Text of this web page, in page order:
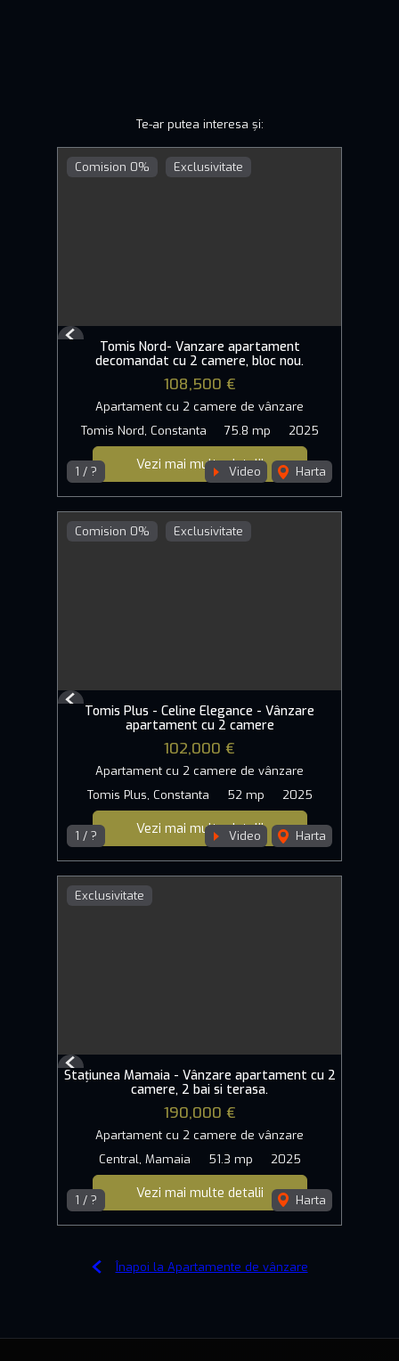
Te-ar putea interesa și:
Comision 0% Exclusivitate
1 / ? Video Harta
Previous
Next
Tomis Nord- Vanzare apartament
decomandat cu 2 camere, bloc nou.
108,500 €
Apartament cu 2 camere de vânzare
Tomis Nord, Constanta
75.8 mp 2025
Vezi mai multe detalii
Comision 0% Exclusivitate
1 / ? Video Harta
Previous
Tomis Plus - Celine Elegance - Vânzare
apartament cu 2 camere
102,000 €
Apartament cu 2 camere de vânzare
Tomis Plus, Constanta
52 mp 2025
Vezi mai multe detalii
Exclusivitate
1 / ? Harta
Previous
Stațiunea Mamaia - Vânzare apartament cu 2
camere, 2 bai si terasa.
190,000 €
Apartament cu 2 camere de vânzare
Central, Mamaia
51.3 mp 2025
Vezi mai multe detalii
Înapoi la Apartamente de vânzare